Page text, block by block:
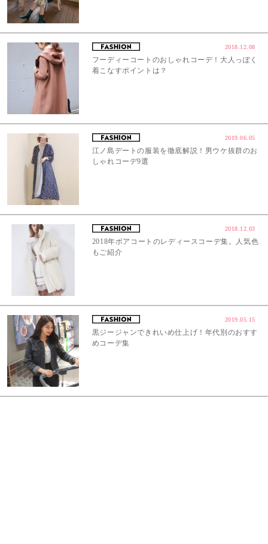
2018.12.08
フーディーコートのおしゃれコーデ！大人っぽく
着こなすポイントは？
2019.06.05
江ノ島デートの服装を徹底解説！男ウケ抜群のお
しゃれコーデ9選
2018.12.03
2018年ボアコートのレディースコーデ集。人気色
もご紹介
2019.05.15
黒ジージャンできれいめ仕上げ！年代別のおすす
めコーデ集